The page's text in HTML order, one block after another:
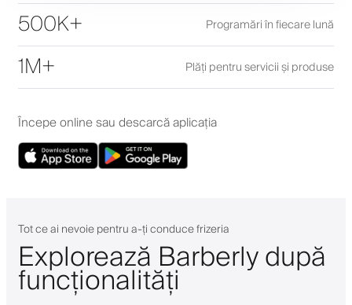
500K+ Programări în fiecare lună
1M+ Plăți pentru servicii și produse
Începe online sau descarcă aplicația
Tot ce ai nevoie pentru a-ți conduce frizeria
Explorează Barberly după
funcționalități